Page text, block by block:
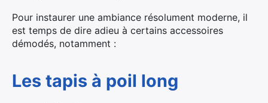
Pour instaurer une ambiance résolument moderne, il
est temps de dire adieu à certains accessoires
démodés, notamment :
Les tapis à poil long